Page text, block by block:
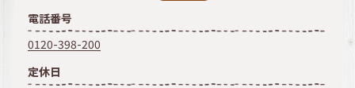
電話番号
0120-398-200
定休日